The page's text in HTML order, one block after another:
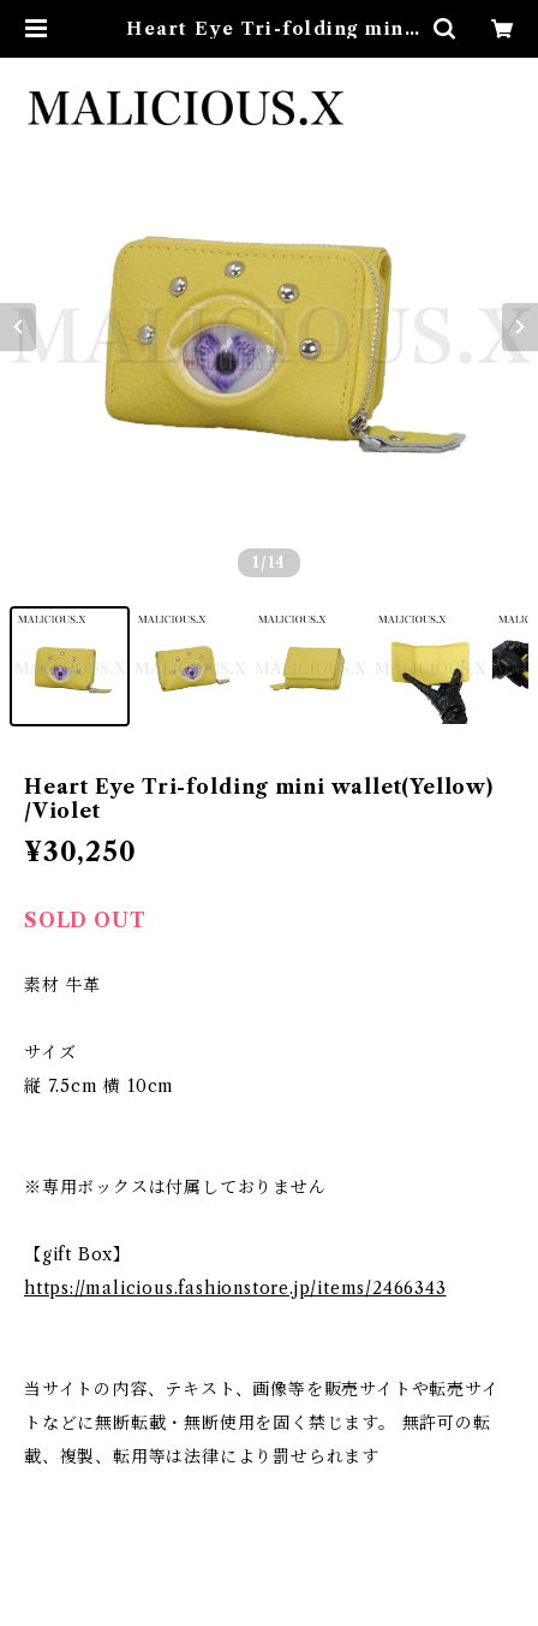
Heart Eye Tri-folding mini
1 /14
Heart Eye Tri-folding mini wallet(Yellow)
/Violet
¥30,250
SOLD OUT
素材 牛革
サイズ
縦 7.5cm 横 10cm
※専用ボックスは付属しておりません
【gift Box】
https://malicious.fashionstore.jp/items/2466343
当サイトの内容、テキスト、画像等を販売サイトや転売サイ
トなどに無断転載・無断使用を固く禁じます。 無許可の転
載、複製、転用等は法律により罰せられます